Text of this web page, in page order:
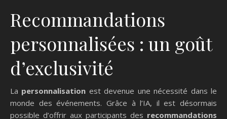
Recommandations
personnalisées : un goût
d’exclusivité
La personnalisation est devenue une nécessité dans le
monde des événements. Grâce à l’IA, il est désormais
possible d’offrir aux participants des recommandations